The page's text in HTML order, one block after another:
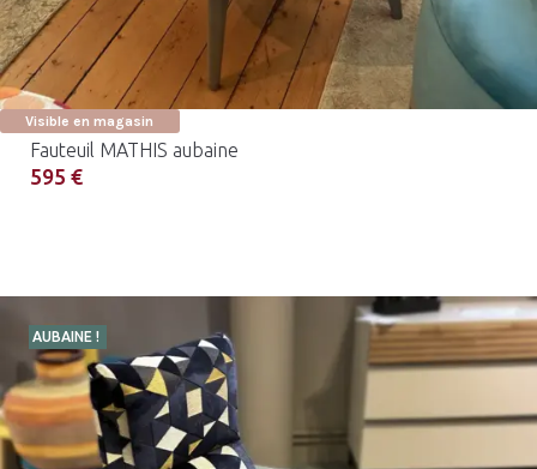
Visible en magasin
Fauteuil MATHIS aubaine
595 €
AUBAINE !